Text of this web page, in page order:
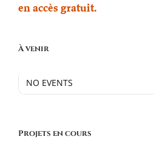
en accès gratuit.
À venir
NO EVENTS
Projets en cours